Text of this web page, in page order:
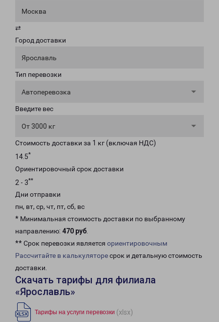
Москва
⇄
Город доставки
Ярославль
Тип перевозки
Автоперевозка
Введите вес
От 3000 кг
Стоимость доставки за 1 кг (включая НДС)
14.5*
Ориентировочный срок доставки
2 - 3**
Дни отправки
пн, вт, ср, чт, пт, сб, вс
* Минимальная стоимость доставки по выбранному
направлению: 470 руб.
** Срок перевозки является ориентировочным
Рассчитайте в калькуляторесрок и детальную стоимость
доставки.
Скачать тарифы для филиала
«Ярославль»
Тарифы на услуги перевозки (xlsx)